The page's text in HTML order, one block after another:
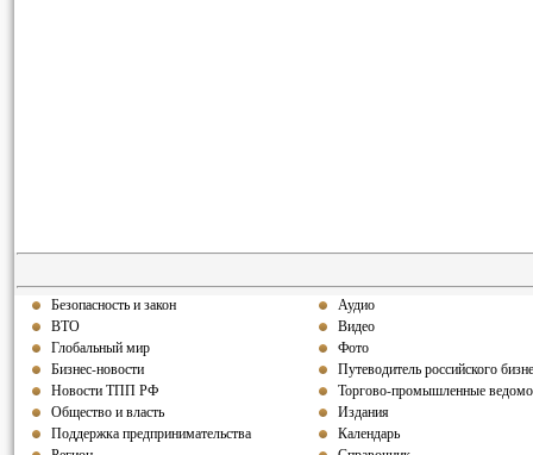
Безопасность и закон
ВТО
Глобальный мир
Бизнес-новости
Новости ТПП РФ
Общество и власть
Поддержка предпринимательства
Аудио
Видео
Фото
Путеводитель российского
Торгово-промышленные
Издания
Календарь